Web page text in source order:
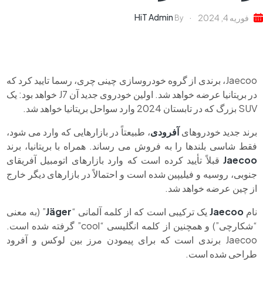
فوریه 4, 2024 By
HiT Admin
Jaecoo، برندی از گروه خودروسازی چینی چری، رسما تایید کرد که
در بریتانیا عرضه خواهد شد. اولین خودروی جدید آن J7 خواهد بود: یک
SUV بزرگ که در تابستان 2024 وارد سواحل بریتانیا خواهد شد.
برند جدید خودروهایآفرودی، طبیعتاً در بازارهایی که وارد می شود،
فقط شاسی بلندها را به فروش می رساند. همراه با بریتانیا، برند
Jaecoo قبلاً تأیید کرده است که وارد بازارهای اتومبیل آفریقای
جنوبی، روسیه و فیلیپین شده است و احتمالاً در بازارهای دیگر خارج
از چین عرضه خواهد شد.
نامJaecoo یک ترکیبی است که از کلمه آلمانی “Jäger” (به معنی
“شکارچی”) و همچنین از کلمه انگلیسی “cool” گرفته شده است.
Jaecoo برندی است که برای پیمودن مرز بین لوکس و آفرود
طراحی شده است.